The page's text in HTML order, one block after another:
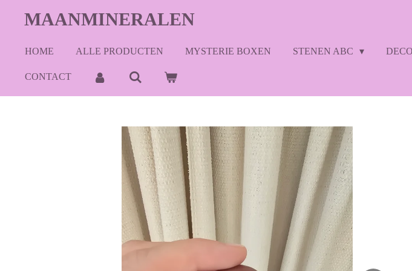
directMAANMINERALEN
HOME ALLE PRODUCTEN MYSTERIE BOXEN STENEN ABC
CONTACT